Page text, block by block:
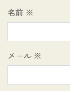
名前 ※
メール ※